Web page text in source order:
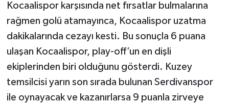
Kocaalispor karşısında net fırsatlar bulmalarına
rağmen golü atamayınca, Kocaalispor uzatma
dakikalarında cezayı kesti. Bu sonuçla 6 puana
ulaşan Kocaalispor, play-off’un en dişli
ekiplerinden biri olduğunu gösterdi. Kuzey
temsilcisi yarın son sırada bulunan Serdivanspor
ile oynayacak ve kazanırlarsa 9 puanla zirveye